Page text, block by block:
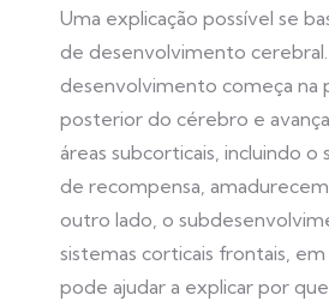
Uma explicação possível se
de desenvolvimento
desenvolvimento começa na
posterior do cérebro e
áreas subcorticais, incluindo o
de recompensa,
outro lado, o
sistemas corticais frontais,
pode ajudar a explicar por